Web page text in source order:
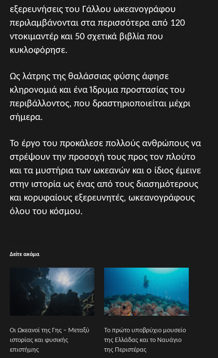
εξερευνήσεις του Γάλλου ωκεανογράφου
περιλαμβάνονται στα περισσότερα από 120
ντοκιμαντέρ και 50 σχετικά βιβλία που
κυκλοφόρησε.
Ως λάτρης της θαλάσσιας φύσης άφησε
κληρονομιά και ένα Ίδρυμα προστασίας του
περιβάλλοντος, που δραστηριοποιείται μέχρι
σήμερα.
Το έργο του προκάλεσε πολλούς ανθρώπους να
στρέψουν την προσοχή τους προς τον πλούτο
και τα μυστήρια των ωκεανών και ο ίδιος έμεινε
στην ιστορία ως ένας από τους διασημότερους
και κορυφαίους εξερευνητές, ωκεανογράφους
όλου του κόσμου.
Δείτε ακόμα
Οι Ωκεανοί της Γης – Μεταξύ
ιστορίας και φυσικής
επιστήμης
Το πρώτο υποβρύχιο μουσείο
της Ελλάδας και το Ναυάγιο
της Περιστέρας